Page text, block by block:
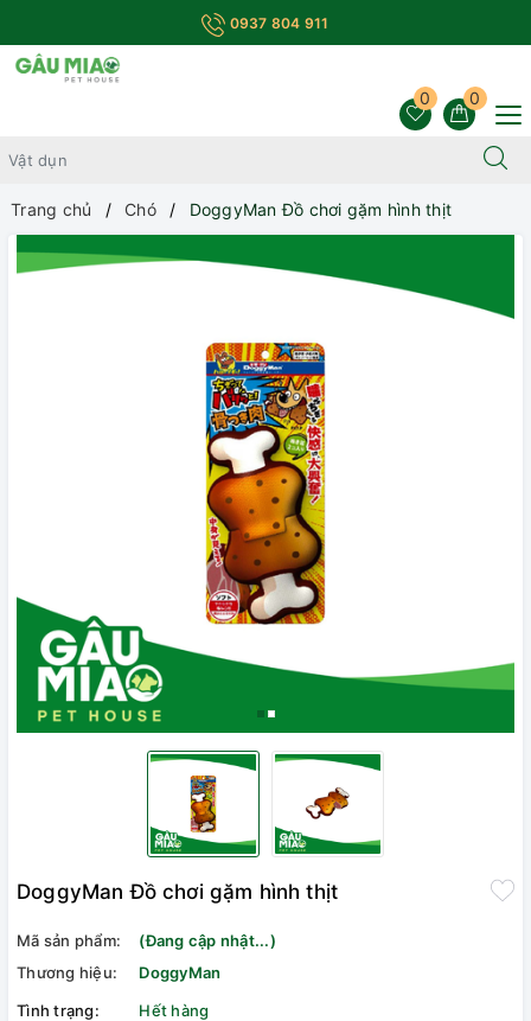
0937 804 911
0
0
Trang chủ Chó DoggyMan Đồ chơi gặm hình thịt
DoggyMan Đồ chơi gặm hình thịt
Mã sản phẩm:
(Đang cập nhật...)
Thương hiệu:
DoggyMan
Tình trạng:
Hết hàng